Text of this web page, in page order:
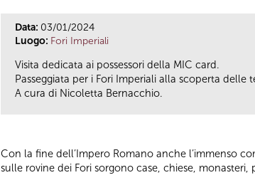
Data: 03/01/2024
Luogo: Fori Imperiali
Visita dedicata ai possessori della MIC card.
Passeggiata per i Fori Imperiali alla scoperta
A cura di Nicoletta Bernacchio.
Con la fine dell’Impero Romano anche l’immenso
sulle rovine dei Fori sorgono case, chiese, monasteri,